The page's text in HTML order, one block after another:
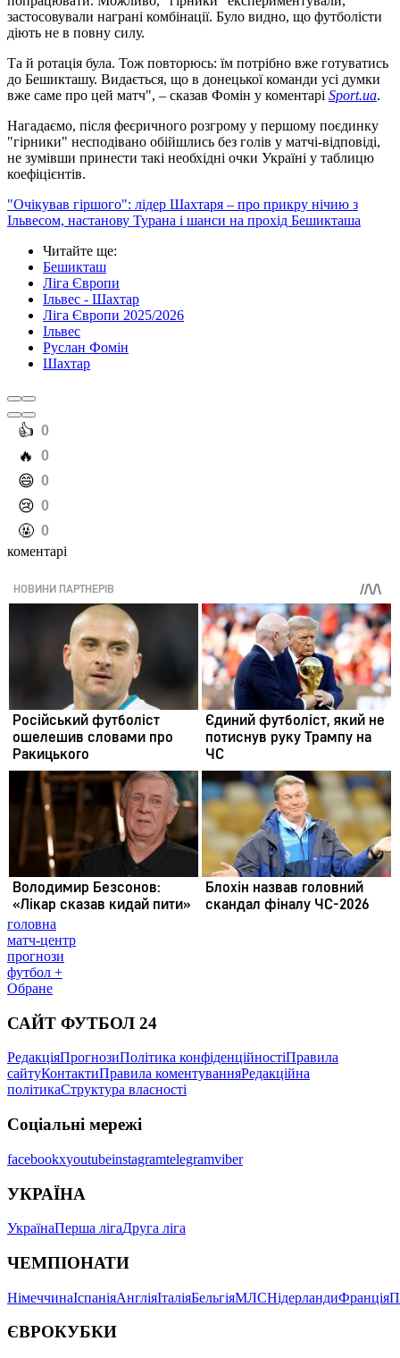
застосовували награні комбінації. Було видно, що футболісти
діють не в повну силу.
Та й ротація була. Тож повторюсь: їм потрібно вже готуватись
до Бешикташу. Видається, що в донецької команди усі думки
вже саме про цей матч", – сказав Фомін у коментарі Sport.ua.
Нагадаємо, після феєричного розгрому у першому поєдинку
"гірники" несподівано обійшлись без голів у матчі-відповіді,
не зумівши принести такі необхідні очки Україні у таблицю
коефіцієнтів.
"Очікував гіршого": лідер Шахтаря – про прикру нічию з
Ільвесом, настанову Турана і шанси на прохід Бешикташа
Читайте ще:
Бешикташ
Ліга Європи
Ільвес - Шахтар
Ліга Європи 2025/2026
Ільвес
Руслан Фомін
Шахтар
️👍 0
️🔥 0
️😄 0
️😢 0
️🤬 0
коментарі
головна
матч-центр
прогнози
футбол +
Обране
САЙТ ФУТБОЛ 24
РедакціяПрогнозиПолітика конфіденційностіПравила
сайтуКонтактиПравила коментуванняРедакційна
політикаСтруктура власності
Соціальні мережі
facebookxyoutubeinstagramtelegramviber
УКРАЇНА
УкраїнаПерша лігаДруга ліга
ЧЕМПІОНАТИ
НімеччинаІспаніяАнгліяІталіяБельгіяМЛСНідерландиФранція
ЄВРОКУБКИ